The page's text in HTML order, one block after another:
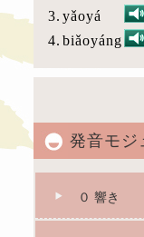
発音モジ
０ 響き
3. yǎoyá
4. biǎoyáng